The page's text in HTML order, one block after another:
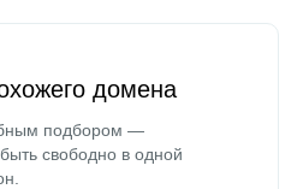
домена
подбором —
свободно в одной